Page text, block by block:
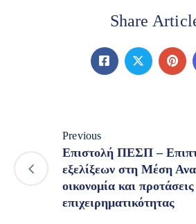
Share
Previous
Επιστολή ΠΕΣΠ –
εξελίξεων στη Μέση
οικονομία και
επιχειρηματικότητας